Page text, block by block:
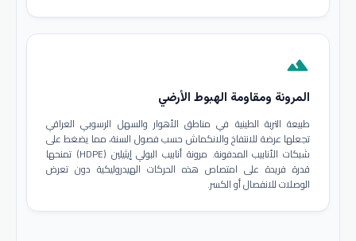
terrain
المرونة ومقاومة الهبوط الأرضي
طبيعة التربة الطينية في مناطق الأهوار والسهل الرسوبي العراقي
تجعلها عرضة للانتفاخ والانكماش حسب فصول السنة، مما يضغط على
شبكات الأنابيب المدفونة. مرونة أنابيب البولي إيثيلين (HDPE) تمنحها
قدرة فريدة على امتصاص هذه الحركات الهيدروليكية دون تعرض
الوصلات للانفصال أو الكسر.